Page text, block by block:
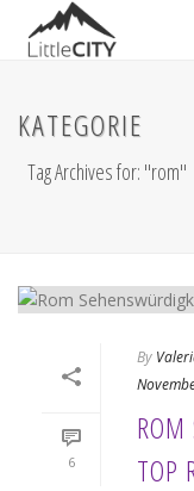
KATEGORIE
Tag Archives for: "rom"
6
By
ROM
TOP